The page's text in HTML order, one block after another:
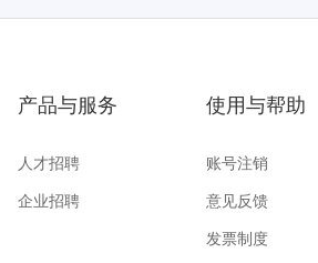
产品与服务
人才招聘
企业招聘
使用与帮助
账号注销
意见反馈
发票制度